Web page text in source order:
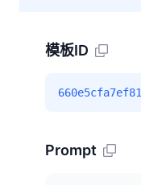
模板ID
660e5cfa7ef81
Prompt